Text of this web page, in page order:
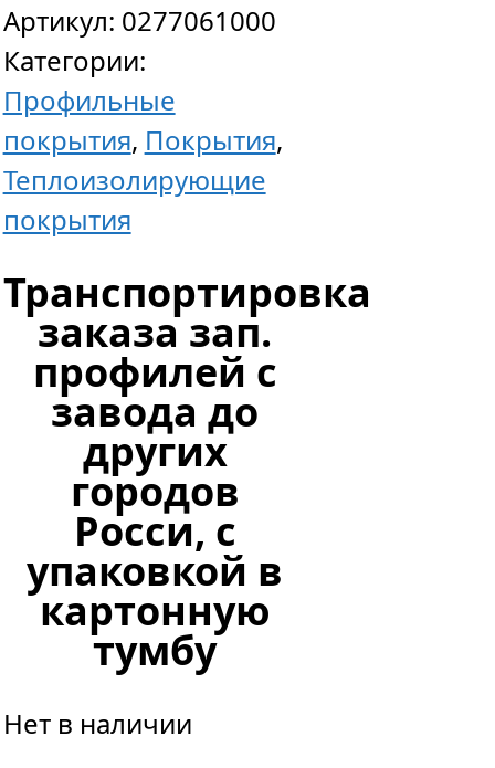
Артикул: 0277061000
Категории:
Профильные
покрытия, Покрытия,
Теплоизолирующие
покрытия
Транспортировка
заказа зап.
профилей с
завода до
других
городов
Росси, с
упаковкой в
картонную
тумбу
Нет в наличии